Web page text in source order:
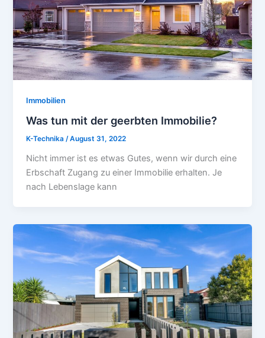
Immobilien
Was tun mit der geerbten Immobilie?
K-Technika/August 31, 2022
Nicht immer ist es etwas Gutes, wenn wir durch eine
Erbschaft Zugang zu einer Immobilie erhalten. Je
nach Lebenslage kann